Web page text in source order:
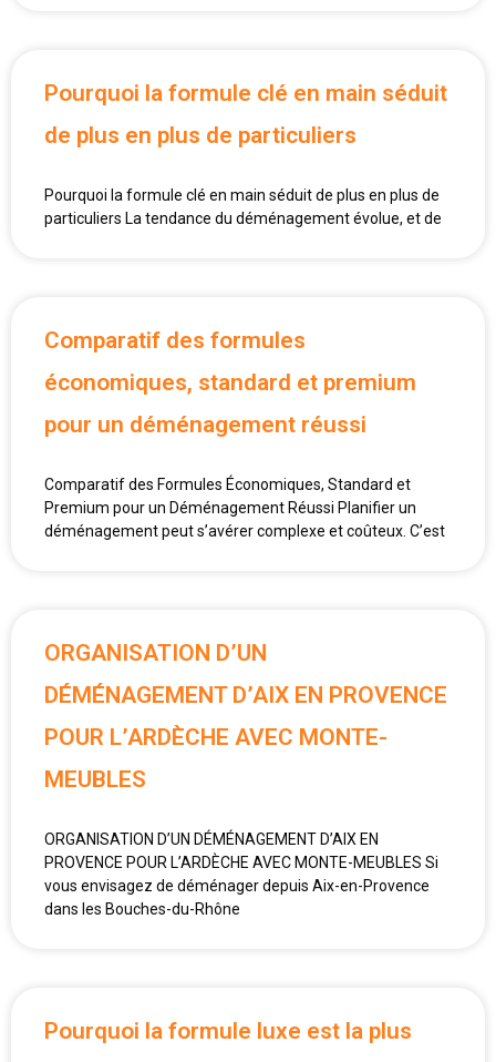
Pourquoi la formule clé en main séduit
de plus en plus de particuliers
Pourquoi la formule clé en main séduit de plus en plus de
particuliers La tendance du déménagement évolue, et de
Comparatif des formules
économiques, standard et premium
pour un déménagement réussi
Comparatif des Formules Économiques, Standard et
Premium pour un Déménagement Réussi Planifier un
déménagement peut s’avérer complexe et coûteux. C’est
ORGANISATION D’UN
DÉMÉNAGEMENT D’AIX EN PROVENCE
POUR L’ARDÈCHE AVEC MONTE-
MEUBLES
ORGANISATION D’UN DÉMÉNAGEMENT D’AIX EN
PROVENCE POUR L’ARDÈCHE AVEC MONTE-MEUBLES Si
vous envisagez de déménager depuis Aix-en-Provence
dans les Bouches-du-Rhône
Pourquoi la formule luxe est la plus